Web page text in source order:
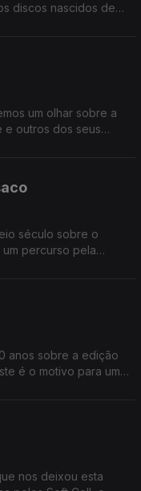
discos nascidos de
um olhar sobre a
e outros dos seus
século sobre o
percurso pela
anos sobre a edição
é o motivo para uma
nos deixou esta